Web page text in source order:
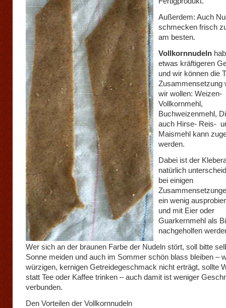
Außerdem: Auch
schmecken frisch
am besten.
Vollkornnudeln
etwas kräftigeren
und wir können die
Zusammensetzung
wir wollen: Weizen-
Vollkornmehl,
Buchweizenmehl,
auch Hirse- Reis-
Maismehl kann
werden.
Dabei ist der
natürlich
bei einigen
ein wenig
und mit Eier oder
Guarkernmehl als
nachgeholfen
Wer sich an der braunen Farbe der Nudeln stört, soll bitte
Sonne meiden und auch im Sommer schön blass bleiben –
würzigen, kernigen Getreidegeschmack nicht erträgt, sollte
statt Tee oder Kaffee trinken – auch damit ist weniger
verbunden.
Den Vorteilen der Vollkornnudeln